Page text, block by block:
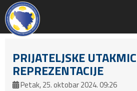
PRIJATELJSKE
REPREZENTACIJE
Petak, 25. oktobar 2024. 09:26